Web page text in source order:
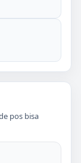
pos bisa